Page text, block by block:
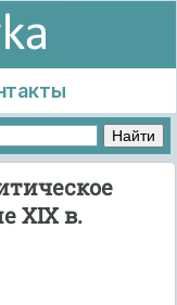
XIX в.